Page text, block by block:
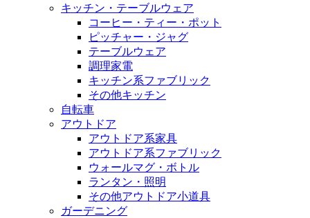
キッチン・テーブルウェア
コーヒー・ティー・ポット
ピッチャー・ジャグ
テーブルウェア
調理家電
キッチン系ファブリック
その他キッチン
自転車
アウトドア
アウトドア系家具
アウトドア系ファブリック
ウォールマグ・ボトル
ランタン・照明
その他アウトドア小道具
ガーデニング